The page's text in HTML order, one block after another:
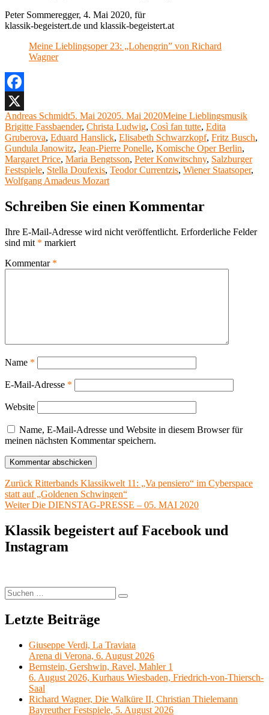
Peter Sommeregger, 4. Mai 2020, für
klassik-begeistert.de und klassik-begeistert.at
Meine Lieblingsoper 23: „Lohengrin” von Richard
Wagner
Facebook
X
Autor
Andreas SchmidtVeröffentlicht
am
5. Mai 20205. Mai 2020Kategorien
Meine Lieblingsmusik
Brigitte Fassbaender, Christa Ludwig, Così fan tutte, Edita
Gruberova, Eduard Hanslick, Elisabeth Schwarzkopf, Fritz Busch,
Gundula Janowitz, Jean-Pierre Ponelle, Komische Oper Berlin,
Margaret Price, Maria Bengtsson, Peter Konwitschny, Salzburger
Festspiele, Stella Doufexis, Teodor Currentzis, Wiener Staatsoper,
Wolfgang Amadeus Mozart
Schreiben Sie einen Kommentar
Ihre E-Mail-Adresse wird nicht veröffentlicht. Erforderliche Felder
sind mit * markiert
Kommentar *
Name *
E-Mail-Adresse *
Website
Name, E-Mail-Adresse und Website in diesem Browser für
meinen nächsten Kommentar speichern.
Beitragsnavigation
Zurück Vorheriger
Beitrag:
Ritterbands Klassikwelt 11: „Va pensiero“ im Cyberspace
statt auf „Goldenen Schwingen“
Weiter Nächster
Die DIENSTAG-PRESSE – 05. MAI 2020
Klassik begeistert auf Facebook und
Instagram
Suchen
nach:
Suchen
Letzte Beiträge
Giuseppe Verdi, La Traviata
Arena di Verona, 6. August 2026
Bernstein, Gershwin, Ravel, Mahler 1
6. August 2026, Kurhaus Wiesbaden, Friedrich-von-Thiersch-
Saal
Richard Wagner, Die Walküre II, Christian Thielemann
Bayreuther Festspiele, 5. August 2026